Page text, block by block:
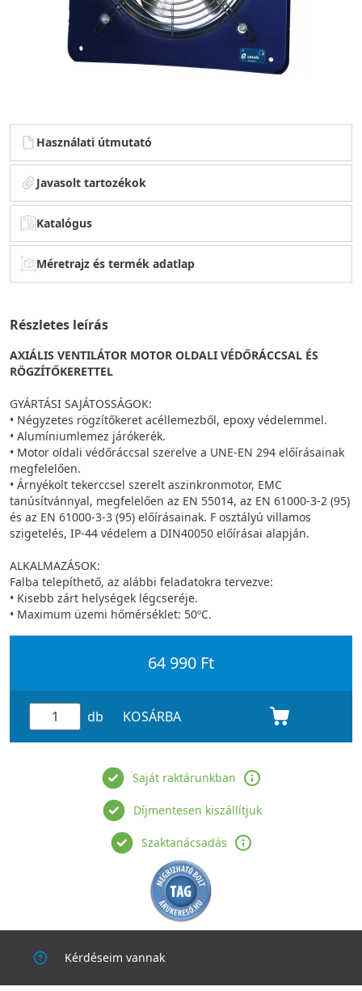
Használati útmutató
Javasolt tartozékok
Katalógus
Méretrajz és termék adatlap
Részletes leírás
AXIÁLIS VENTILÁTOR MOTOR OLDALI VÉDŐRÁCCSAL ÉS
RÖGZÍTŐKERETTEL
GYÁRTÁSI SAJÁTOSSÁGOK:
• Négyzetes rögzítőkeret acéllemezből, epoxy védelemmel.
• Alumíniumlemez járókerék.
• Motor oldali védőráccsal szerelve a UNE-EN 294 előírásainak
megfelelően.
• Árnyékolt tekerccsel szerelt aszinkronmotor, EMC
tanúsítvánnyal, megfelelően az EN 55014, az EN 61000-3-2 (95)
és az EN 61000-3-3 (95) előírásainak. F osztályú villamos
szigetelés, IP-44 védelem a DIN40050 előírásai alapján.
ALKALMAZÁSOK:
Falba telepíthető, az alábbi feladatokra tervezve:
• Kisebb zárt helységek légcseréje.
• Maximum üzemi hőmérséklet: 50ºC.
64 990 Ft
db KOSÁRBA
Saját raktárunkban
Díjmentesen kiszállítjuk
Szaktanácsadás
Kérdéseim vannak